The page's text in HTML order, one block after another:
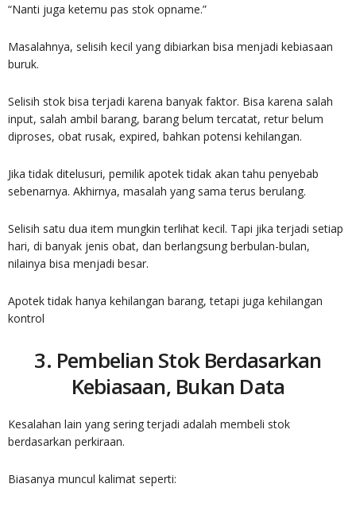
“Nanti juga ketemu pas stok opname.”
Masalahnya, selisih kecil yang dibiarkan bisa menjadi kebiasaan
buruk.
Selisih stok bisa terjadi karena banyak faktor. Bisa karena salah
input, salah ambil barang, barang belum tercatat, retur belum
diproses, obat rusak, expired, bahkan potensi kehilangan.
Jika tidak ditelusuri, pemilik apotek tidak akan tahu penyebab
sebenarnya. Akhirnya, masalah yang sama terus berulang.
Selisih satu dua item mungkin terlihat kecil. Tapi jika terjadi setiap
hari, di banyak jenis obat, dan berlangsung berbulan-bulan,
nilainya bisa menjadi besar.
Apotek tidak hanya kehilangan barang, tetapi juga kehilangan
kontrol
3. Pembelian Stok Berdasarkan
Kebiasaan, Bukan Data
Kesalahan lain yang sering terjadi adalah membeli stok
berdasarkan perkiraan.
Biasanya muncul kalimat seperti: